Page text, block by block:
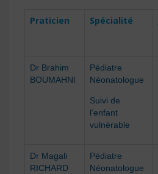
Praticien Spécialité
Dr Brahim
BOUMAHNI
Pédiatre
Néonatologue
Suivi de
l’enfant
vulnérable
Dr Magali
RICHARD
Pédiatre
Néonatologue